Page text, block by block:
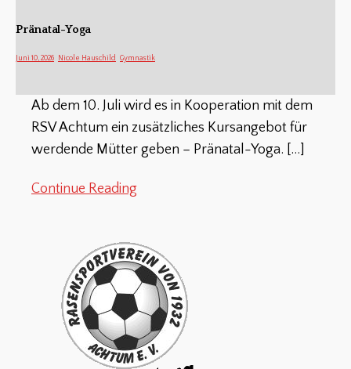
Pränatal-Yoga
Juni 10, 2026 Nicole Hauschild Gymnastik
Ab dem 10. Juli wird es in Kooperation mit dem
RSV Achtum ein zusätzliches Kursangebot für
werdende Mütter geben – Pränatal-Yoga. […]
Continue Reading